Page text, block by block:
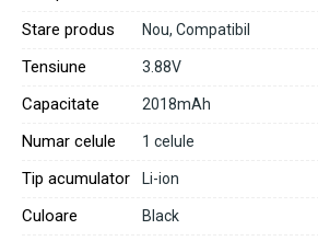
Stare produs Nou, Compatibil
Tensiune 3.88V
Capacitate 2018mAh
Numar celule 1 celule
Tip acumulator Li-ion
Culoare Black